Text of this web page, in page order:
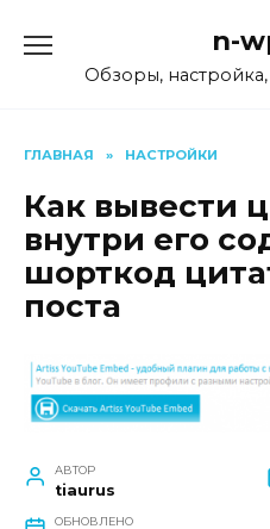
содержанию
n-
Обзоры, настройка,
ГЛАВНАЯ » НАСТРОЙКИ
Как вывести
внутри его
шорткод
поста
АВТОР
tiaurus
ОБНОВЛЕНО